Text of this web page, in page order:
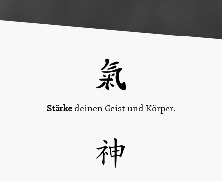
Stärkedeinen Geist und Körper.